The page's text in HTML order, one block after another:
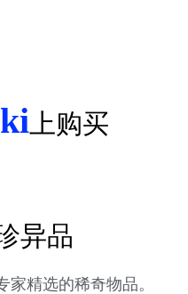
上购买
异品
家精选的稀奇物品。